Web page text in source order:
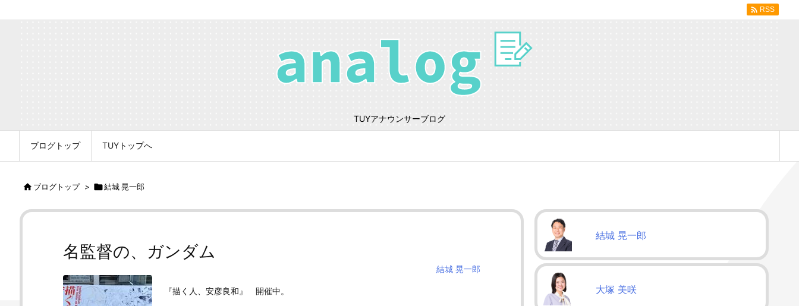
TUYアナウンサーブログ
ブログトップ TUYトップへ
 RSS
ブログトップ > 結城 晃一郎
名監督の、ガンダム
結城 晃一郎
『描く人、安彦良和』 開催中。
結城 晃一郎
大塚 美咲